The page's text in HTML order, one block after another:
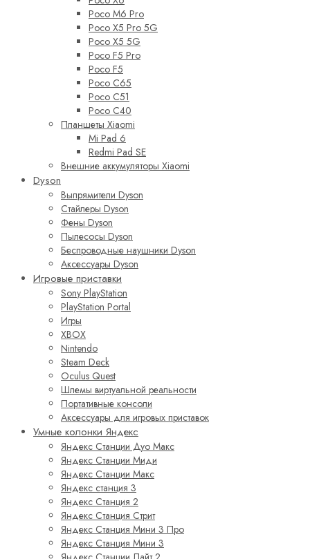
Poco M6 Pro
Poco X5 Pro 5G
Poco X5 5G
Poco F5 Pro
Poco F5
Poco C65
Poco C51
Poco C40
Планшеты Xiaomi
Mi Pad 6
Redmi Pad SE
Внешние аккумуляторы Xiaomi
Dyson
Выпрямители Dyson
Стайлеры Dyson
Фены Dyson
Пылесосы Dyson
Беспроводные наушники Dyson
Аксессуары Dyson
Игровые приставки
Sony PlayStation
PlayStation Portal
Игры
XBOX
Nintendo
Steam Deck
Oculus Quest
Шлемы виртуальной реальности
Портативные консоли
Аксессуары для игровых приставок
Умные колонки Яндекс
Яндекс Станции Дуо Макс
Яндекс Станции Миди
Яндекс Станции Макс
Яндекс станция 3
Яндекс Станция 2
Яндекс Станция Стрит
Яндекс Станция Мини 3 Про
Яндекс Станция Мини 3